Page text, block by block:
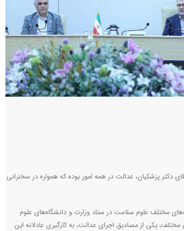
پزشکیان، عدالت در همه امور بوده که همواره در سخنرانی
مختلف علوم سلامت در ستاد وزارت و دانشگاه‌های علوم
یکی از مصادیق اجرای عدالت، به کارگیری عادلانه این